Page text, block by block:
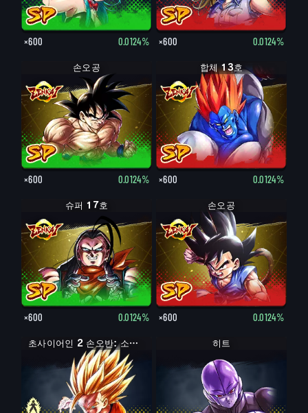
×600 0.0124% ×600 0.0124%
손오공
×600 0.0124%
합체 13호
×600 0.0124%
슈퍼 17호
×600 0.0124%
손오공
×600 0.0124%
초사이어인 손오반: 소년기
초사이어인 2 손오반: 소년기 히트